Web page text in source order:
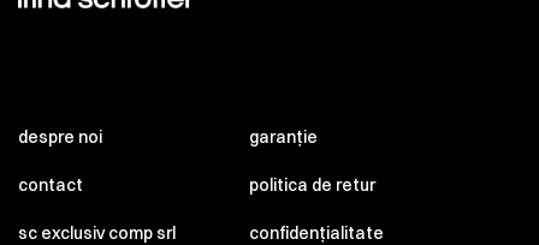
despre noi
contact
sc exclusiv comp srl
garanție
politica de retur
confidențialitate